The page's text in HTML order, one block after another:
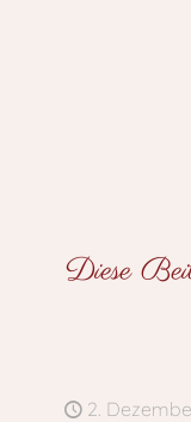
Diese
2.